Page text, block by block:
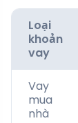
Loại
khoản
vay
Vay
mua
nhà